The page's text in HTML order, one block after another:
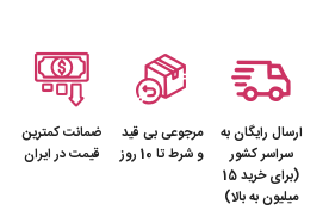
ارسال رایگان به
سراسر کشور
(برای خرید 15
میلیون به بالا)
مرجوعی بی قید
و شرط تا 10 روز
ضمانت کمترین
قیمت در ایران